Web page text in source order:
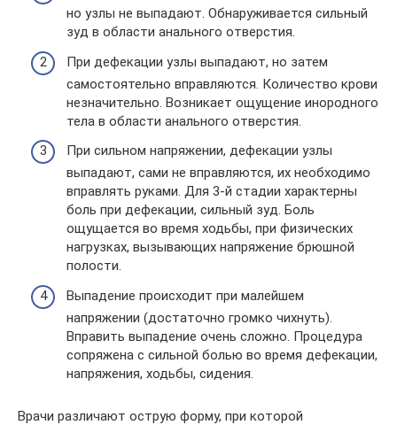
но узлы не выпадают. Обнаруживается сильный
зуд в области анального отверстия.
При дефекации узлы выпадают, но затем
самостоятельно вправляются. Количество крови
незначительно. Возникает ощущение инородного
тела в области анального отверстия.
При сильном напряжении, дефекации узлы
выпадают, сами не вправляются, их необходимо
вправлять руками. Для 3-й стадии характерны
боль при дефекации, сильный зуд. Боль
ощущается во время ходьбы, при физических
нагрузках, вызывающих напряжение брюшной
полости.
Выпадение происходит при малейшем
напряжении (достаточно громко чихнуть).
Вправить выпадение очень сложно. Процедура
сопряжена с сильной болью во время дефекации,
напряжения, ходьбы, сидения.
Врачи различают острую форму, при которой